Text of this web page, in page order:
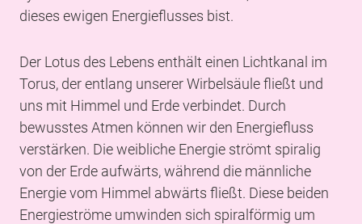
dieses ewigen Energieflusses bist.
Der Lotus des Lebens enthält einen Lichtkanal im
Torus, der entlang unserer Wirbelsäule fließt und
uns mit Himmel und Erde verbindet. Durch
bewusstes Atmen können wir den Energiefluss
verstärken. Die weibliche Energie strömt spiralig
von der Erde aufwärts, während die männliche
Energie vom Himmel abwärts fließt. Diese beiden
Energieströme umwinden sich spiralförmig um